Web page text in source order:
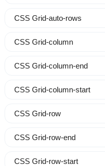
CSS Grid-auto-rows
CSS Grid-column
CSS Grid-column-end
CSS Grid-column-start
CSS Grid-row
CSS Grid-row-end
CSS Grid-row-start